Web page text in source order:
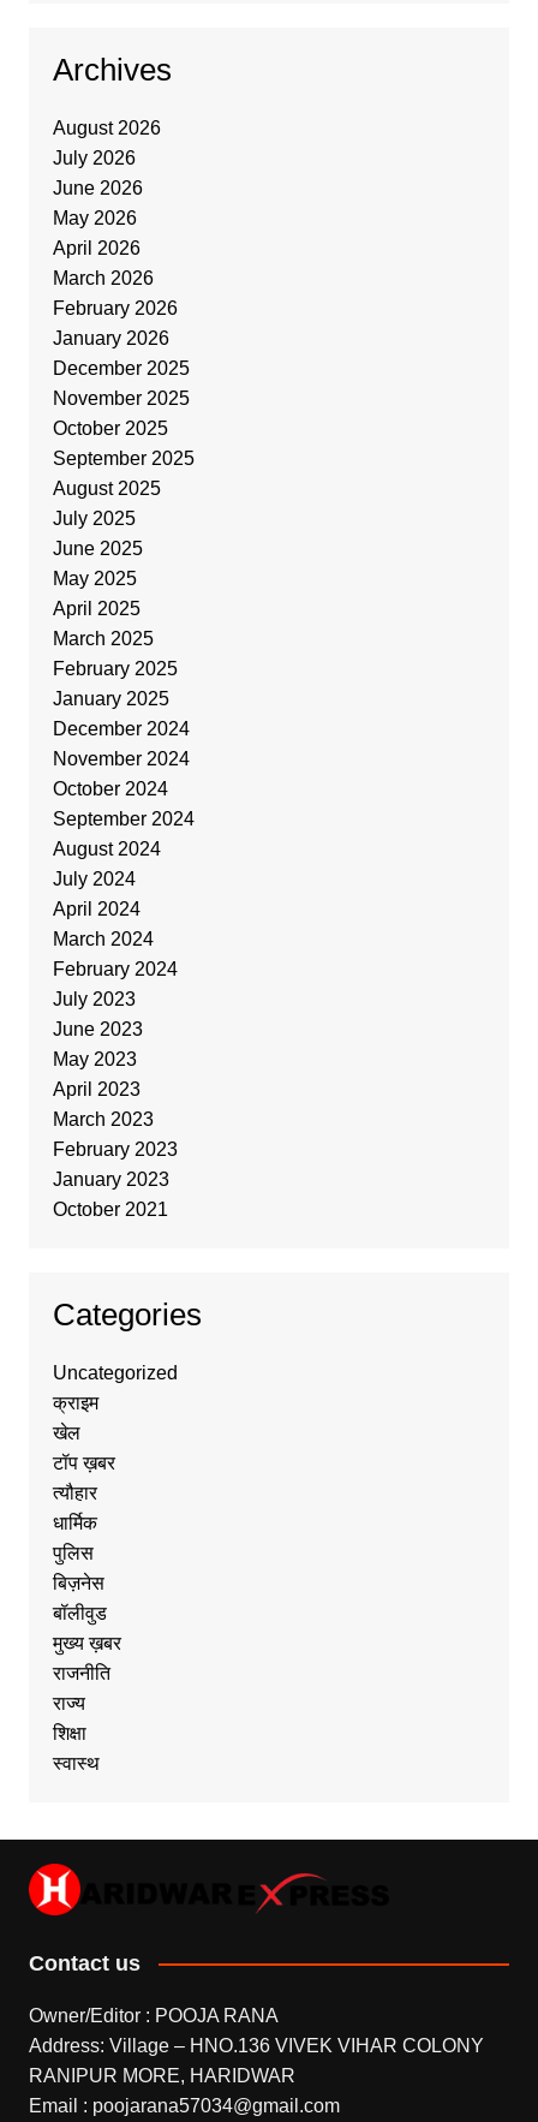
Archives
August 2026
July 2026
June 2026
May 2026
April 2026
March 2026
February 2026
January 2026
December 2025
November 2025
October 2025
September 2025
August 2025
July 2025
June 2025
May 2025
April 2025
March 2025
February 2025
January 2025
December 2024
November 2024
October 2024
September 2024
August 2024
July 2024
April 2024
March 2024
February 2024
July 2023
June 2023
May 2023
April 2023
March 2023
February 2023
January 2023
October 2021
Categories
Uncategorized
क्राइम
खेल
टॉप ख़बर
त्यौहार
धार्मिक
पुलिस
बिज़नेस
बॉलीवुड
मुख्य ख़बर
राजनीति
राज्य
शिक्षा
स्वास्थ
Contact us
Owner/Editor : POOJA RANA
Address: Village – HNO.136 VIVEK VIHAR COLONY
RANIPUR MORE, HARIDWAR
Email : poojarana57034@gmail.com